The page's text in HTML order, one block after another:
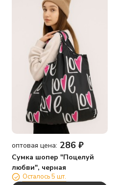
оптовая цена: 286 ₽
Сумка шопер "Поцелуй
любви", черная
Осталось 5 шт.